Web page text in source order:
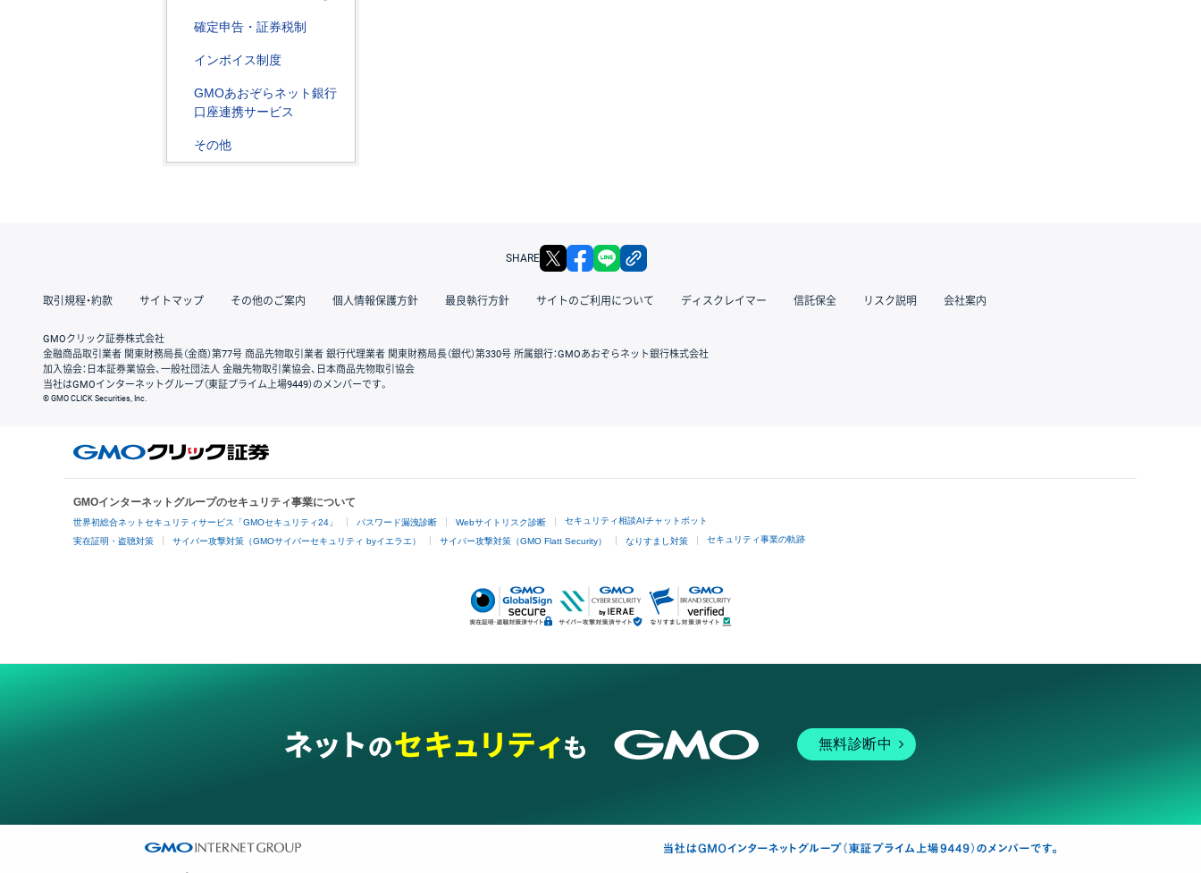
確定申告・証券税制
インボイス制度
GMOあおぞらネット銀行
口座連携サービス
その他
SHARE X facebook
取引規程・約款 サイトマップ その他のご案内 個人情報保護方針 最良執行方針 サイトのご利用について ディスクレイマー 信託保全 リスク説明 会社案内
GMOクリック証券株式会社
金融商品取引業者 関東財務局長（金商）第77号 商品先物取引業者 銀行代理業者 関東財務局長（銀代）第330号 所属銀行：GMOあおぞらネット銀行株式会社
加入協会：日本証券業協会、一般社団法人 金融先物取引業協会、日本商品先物取引協会
当社はGMOインターネットグループ（東証プライム上場9449）のメンバーです。
© GMO CLICK Securities, Inc.
GMOインターネットグループのセキュリティ事業について
世界初総合ネットセキュリティサービス「GMOセキュリティ24」 パスワード漏洩診断 Webサイトリスク診断 セキュリティ相談AIチャットボット
実在証明・盗聴対策 サイバー攻撃対策（GMOサイバーセキュリティ byイエラエ） サイバー攻撃対策（GMO Flatt Security） なりすまし対策 セキュリティ事業の軌跡
無料診断中